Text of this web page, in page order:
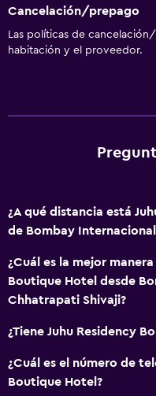
Cancelación/prepago
Las políticas de
habitación y el proveedor.
¿A qué distancia está
de Bombay
¿Cuál es la mejor
Boutique Hotel desde
Chhatrapati Shivaji?
¿Tiene Juhu Residency
¿Cuál es el número de
Boutique Hotel?